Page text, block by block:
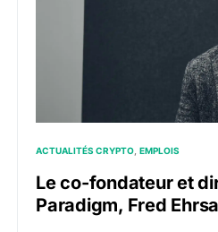
ACTUALITÉS CRYPTO EMPLOIS
Le co-fondateur et
Paradigm, Fred